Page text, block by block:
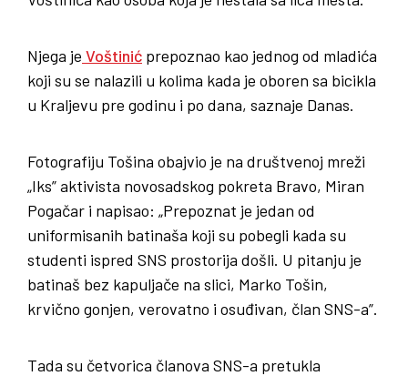
Njega je Voštinić prepoznao kao jednog od mladića
koji su se nalazili u kolima kada je oboren sa bicikla
u Kraljevu pre godinu i po dana, saznaje Danas.
Fotografiju Tošina obajvio je na društvenoj mreži
„Iks” aktivista novosadskog pokreta Bravo, Miran
Pogačar i napisao: „Prepoznat je jedan od
uniformisanih batinaša koji su pobegli kada su
studenti ispred SNS prostorija došli. U pitanju je
batinaš bez kapuljače na slici, Marko Tošin,
krvično gonjen, verovatno i osuđivan, član SNS-a”.
Tada su četvorica članova SNS-a pretukla